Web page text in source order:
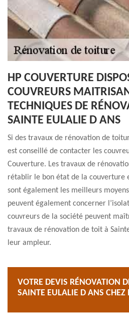
HP COUVERTURE
COUVREURS
TECHNIQUES DE
SAINTE EULALIE D ANS
Si des travaux de rénovation de
est conseillé de contacter les
Couverture. Les travaux de
rétablir le bon état de la couverture
sont également les meilleurs
peuvent également concerner
couvreurs de la société peuvent
travaux de rénovation de toit à
leur ampleur.
VOTRE DEVIS RÉNOVATION
SAINTE EULALIE D ANS CHEZ